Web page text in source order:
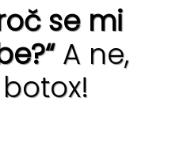
se mi
A ne,